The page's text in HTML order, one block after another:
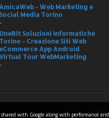
AmicaWeb - Web Marketing e
Social Media Torino
-
OneBit Soluzioni Informatiche
Torino - Creazione Siti Web
eCommerce App Android
Virtual Tour WebMarketing
-
Home FAQ
shared with Google along with performance